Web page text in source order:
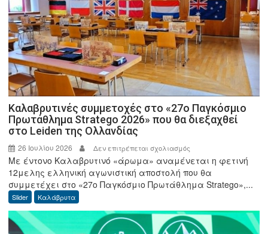
τουρνουά
μπάσκετ
3×3
«Γιώργος
Δημήτρουλας»
Καλαβρυτινές συμμετοχές στο «27ο Παγκόσμιο
Πρωτάθλημα Stratego 2026» που θα διεξαχθεί
στο Leiden της Ολλανδίας
26 Ιουλίου 2026 Δεν επιτρέπεται σχολιασμός
Καλαβρυτινές
συμμετοχές
στο
Παγκόσμιο
Πρωτάθλημα
Με έντονο Καλαβρυτινό «άρωμα» αναμένεται η φετινή
12μελης ελληνική αγωνιστική αποστολή που θα
συμμετέχει στο «27ο Παγκόσμιο Πρωτάθλημα Stratego»,...
Slider Καλάβρυτα